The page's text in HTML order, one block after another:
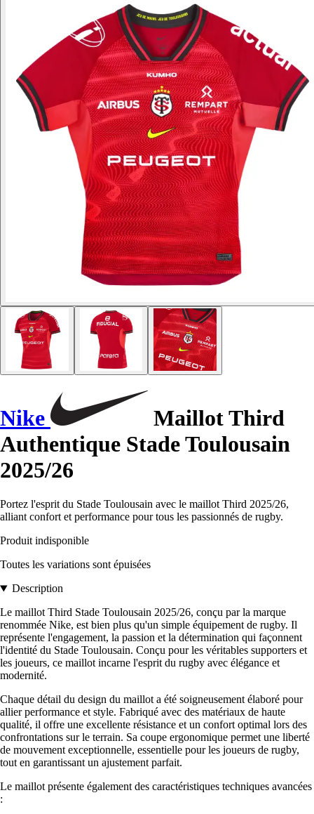
Nike
Maillot Third
Authentique Stade Toulousain
2025/26
Portez l'esprit du Stade Toulousain avec le maillot Third 2025/26,
alliant confort et performance pour tous les passionnés de rugby.
Produit indisponible
Toutes les variations sont épuisées
Description
Le maillot Third Stade Toulousain 2025/26, conçu par la marque
renommée Nike, est bien plus qu'un simple équipement de rugby. Il
représente l'engagement, la passion et la détermination qui façonnent
l'identité du Stade Toulousain. Conçu pour les véritables supporters et
les joueurs, ce maillot incarne l'esprit du rugby avec élégance et
modernité.
Chaque détail du design du maillot a été soigneusement élaboré pour
allier performance et style. Fabriqué avec des matériaux de haute
qualité, il offre une excellente résistance et un confort optimal lors des
confrontations sur le terrain. Sa coupe ergonomique permet une liberté
de mouvement exceptionnelle, essentielle pour les joueurs de rugby,
tout en garantissant un ajustement parfait.
Le maillot présente également des caractéristiques techniques avancées
: